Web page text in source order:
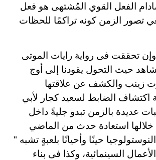
الفعل القوي المُشتهى هو فعل
تصور الزمن كونه تراكمًا للحظات
وإن تحققت فى رواية رايات الموتى
حيث التحول يقودنا إلى أوج
زينب والكشف عن علاقتها
اكتشاف الضابط لسعيد كجار لأبي
عديدة بالزمن تبدو جليةً داخل
خلالها استعادة حدث من الماضي
حينًا وأحيانًا بلعبةٍ تشبه "
السينمائية، وكذا فى بناء